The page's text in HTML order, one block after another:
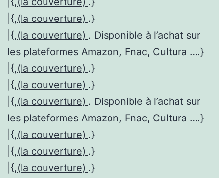
|{,(la couverture) .}
|{,(la couverture) . Disponible à l’achat sur
les plateformes Amazon, Fnac, Cultura ….}
|{,(la couverture) .}
|{,(la couverture) .}
|{,(la couverture) . Disponible à l’achat sur
les plateformes Amazon, Fnac, Cultura ….}
|{,(la couverture) .}
|{,(la couverture) .}
|{,(la couverture) .}